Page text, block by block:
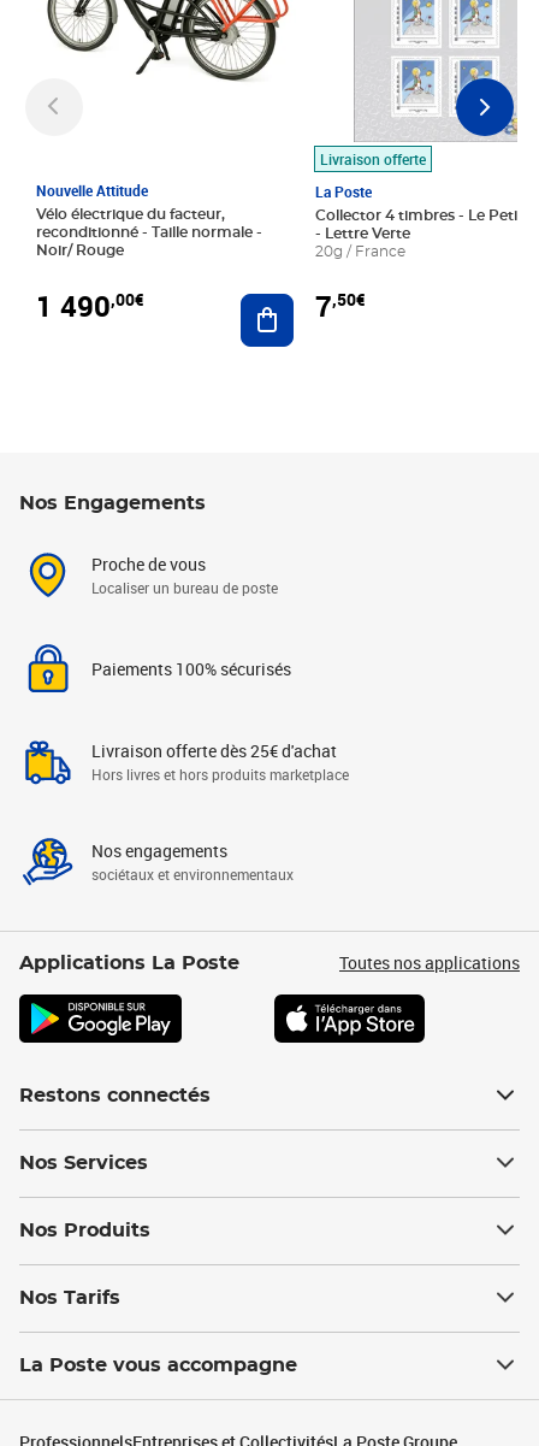
Nouvelle Attitude
Vélo électrique du facteur,
reconditionné - Taille normale -
Noir/ Rouge
1 490,00€ Ajouter au panier
Livraison offerte
La Poste
Collector 4 timbres - Le Petit
- Lettre Verte
20g / France
7,50€
Nos Engagements
Proche de vous
Localiser un bureau de poste
Paiements 100% sécurisés
Livraison offerte dès 25€ d'achat
Hors livres et hors produits marketplace
Nos engagements
sociétaux et environnementaux
Applications La Poste Toutes nos applications
Restons connectés
Nos Services
Nos Produits
Nos Tarifs
La Poste vous accompagne